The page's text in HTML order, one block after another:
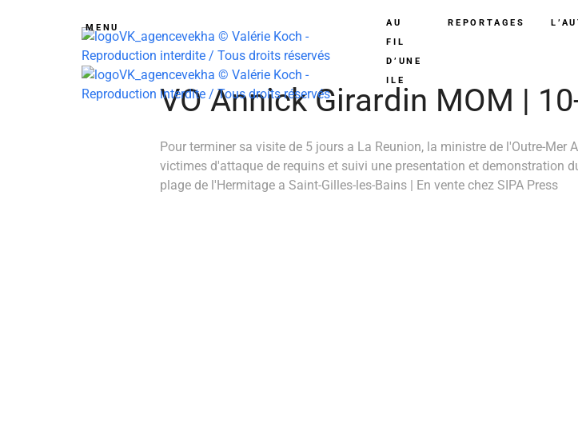
MENU
AU
FIL
D’UNE
ILE
REPORTAGES
VO Annick Girardin MOM |
Pour terminer sa visite de 5 jours a La Reunion, la ministre de l'Outre-Mer
victimes d'attaque de requins et suivi une presentation et demonstration
plage de l'Hermitage a Saint-Gilles-les-Bains | En vente chez SIPA Press